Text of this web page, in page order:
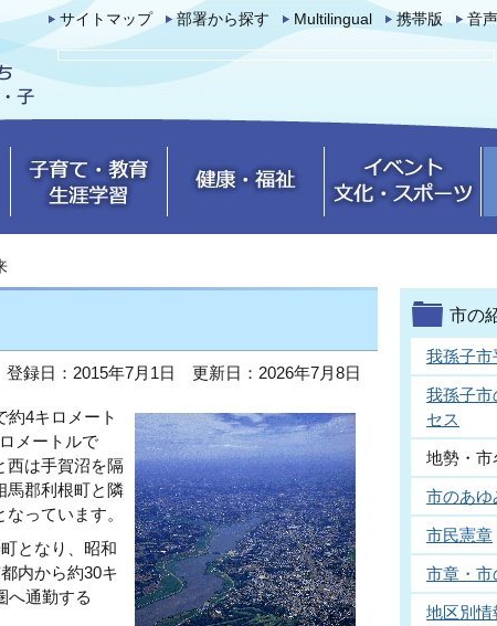
サイトマップ 部署から探す Multilingual 携帯版 音
登録日：2015年7月1日 更新日：2026年7月8日
約4キロメート
メートルで
西は手賀沼を隔
馬郡利根町と隣
っています。
となり、昭和
内から約30キ
へ通勤する
市の
我孫子市
我孫子市
セス
地勢・市
市のあゆ
市民憲章
市章・市
地区別情